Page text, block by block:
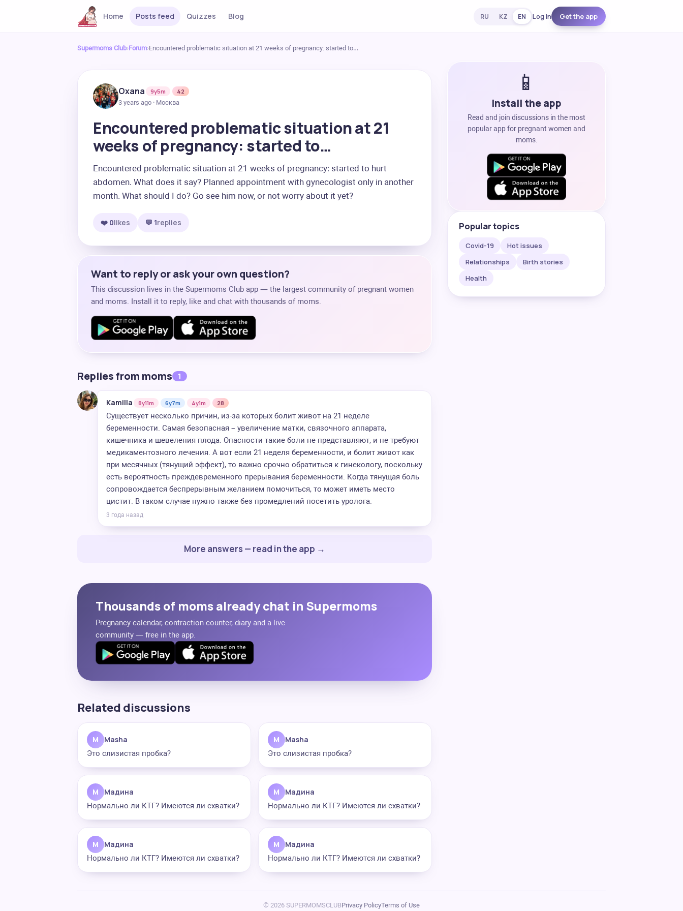
Home Posts feed Quizzes Blog RU KZ EN Log in Get the app
Supermoms Club›Forum›Encountered problematic situation at 21 weeks of pregnancy: started to…
Oxana 9y5m
42
3 years ago · Москва
Encountered problematic situation at 21
weeks of pregnancy: started to…
Encountered problematic situation at 21 weeks of pregnancy: started to hurt
abdomen. What does it say? Planned appointment with gynecologist only in another
month. What should I do? Go see him now, or not worry about it yet?
❤️ 0likes 💬 1replies
Want to reply or ask your own question?
This discussion lives in the Supermoms Club app — the largest community of pregnant women
and moms. Install it to reply, like and chat with thousands of moms.
Replies from moms 1
Kamilla 8y11m 6y7m 4y1m 28
Существует несколько причин, из-за которых болит живот на 21 неделе
беременности. Самая безопасная – увеличение матки, связочного аппарата,
кишечника и шевеления плода. Опасности такие боли не представляют, и не требуют
медикаментозного лечения. А вот если 21 неделя беременности, и болит живот как
при месячных (тянущий эффект), то важно срочно обратиться к гинекологу, поскольку
есть вероятность преждевременного прерывания беременности. Когда тянущая боль
сопровождается беспрерывным желанием помочиться, то может иметь место
цистит. В таком случае нужно также без промедлений посетить уролога.
3 года назад
More answers — read in the app →
Thousands of moms already chat in Supermoms
Pregnancy calendar, contraction counter, diary and a live
community — free in the app.
Related discussions
M Masha
Это слизистая пробка?
M Masha
Это слизистая пробка?
М Мадина
Нормально ли КТГ? Имеются ли схватки?
М Мадина
Нормально ли КТГ? Имеются ли схватки?
М Мадина
Нормально ли КТГ? Имеются ли схватки?
М Мадина
Нормально ли КТГ? Имеются ли схватки?
📱
Install the app
Read and join discussions in the most
popular app for pregnant women and
moms.
Popular topics
Covid-19
Hot issues
Relationships
Birth stories
Health
© 2026 SUPERMOMSCLUBPrivacy PolicyTerms of Use